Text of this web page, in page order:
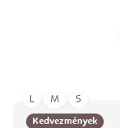
Kedvezmények
L M S